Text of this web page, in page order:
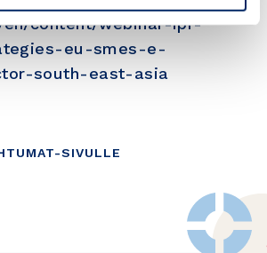
en/content/webinar-ipr-
eu-smes-e-
south-east-asia
SIVULLE